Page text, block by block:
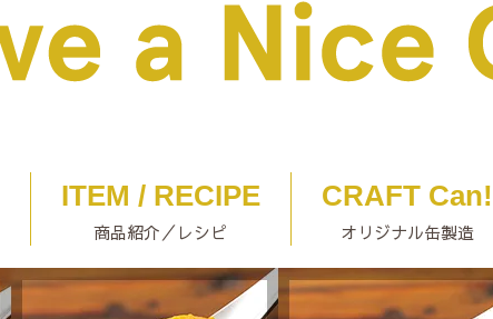
ITEM / RECIPE
商品紹介／レシピ
CRAFT Can!
オリジナル缶製造